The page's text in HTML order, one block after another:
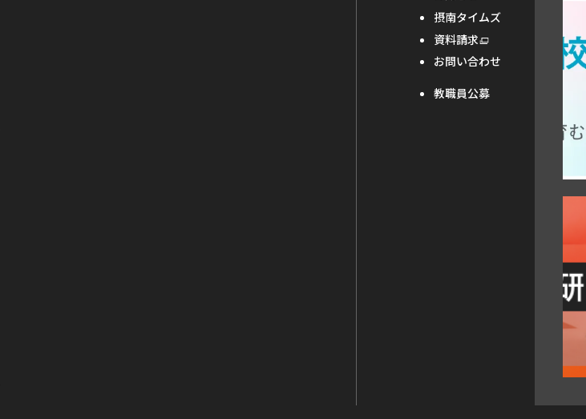
摂南タイムズ
外
部
サ
イ
ト
資料請求
お問い合わせ
教職員公募
ン
ド
開
ま
部
サ
を
ウ
ド
ウ
で
開
ま
す
サ
イ
ト
を
ウ
イ